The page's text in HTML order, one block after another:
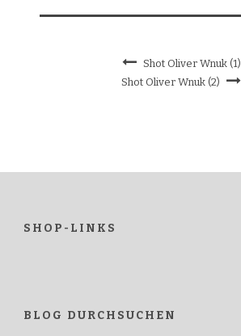
Shot Oliver Wnuk (1)
Shot Oliver Wnuk (2)
SHOP-LINKS
BLOG DURCHSUCHEN